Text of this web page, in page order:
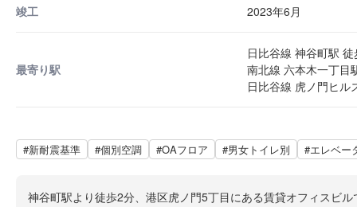
竣工 2023年6月
最寄り駅
日比谷線 神谷町駅
南北線 六本木一丁目
日比谷線 虎ノ門ヒル
#新耐震基準 #個別空調 #OAフロア #男女トイレ別 #エレベー
神谷町駅より徒歩2分、港区虎ノ門5丁目にある賃貸オフィスビ